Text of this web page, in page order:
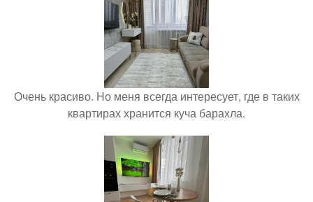
Очень красиво. Но меня всегда интересует, где в таких
квартирах хранится куча барахла.